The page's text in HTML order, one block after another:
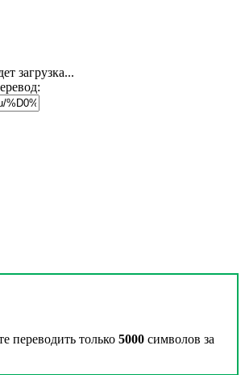
загрузка...
переводить только 5000 символов за